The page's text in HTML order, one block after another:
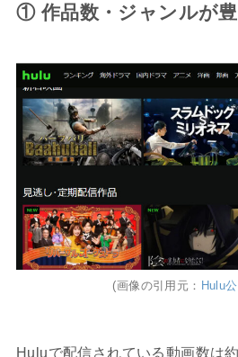
① 作品数・ジャンルが
(画像の引用元： Hulu
Huluで配信されている動画数は約